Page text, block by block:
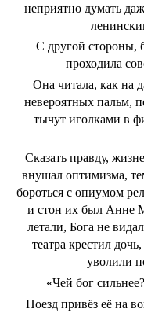
неприятно думать
С другой стороны,
проходила
Она читала, как на
невероятных пальм,
тычут иголками в
Сказать правду,
внушал оптимизма,
бороться с опиумом
и стон их был Анне
летали, Бога не
театра крестил
уволили
«Чей бог
Поезд привёз её на